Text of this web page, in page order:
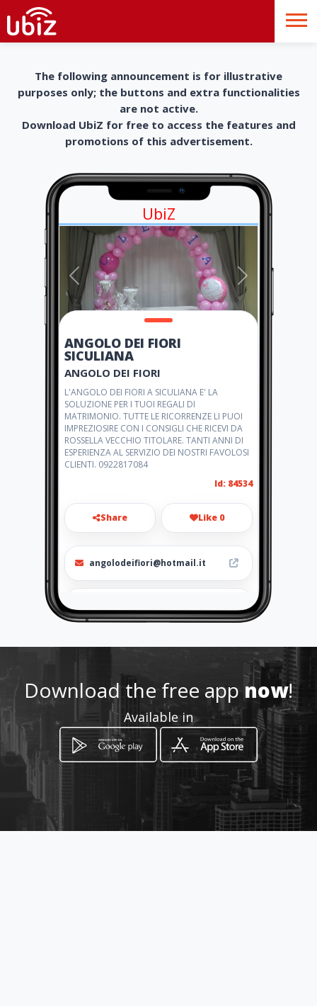
The following announcement is for illustrative
purposes only; the buttons and extra functionalities
are not active.
Download UbiZ for free to access the features and
promotions of this advertisement.
UbiZ
ANGOLO DEI FIORI
SICULIANA
ANGOLO DEI FIORI
L'ANGOLO DEI FIORI A SICULIANA E' LA
SOLUZIONE PER I TUOI REGALI DI
MATRIMONIO. TUTTE LE RICORRENZE LI PUOI
IMPREZIOSIRE CON I CONSIGLI CHE RICEVI DA
ROSSELLA VECCHIO TITOLARE. TANTI ANNI DI
ESPERIENZA AL SERVIZIO DEI NOSTRI FAVOLOSI
CLIENTI. 0922817084
Id: 84534
Share Like 0
angolodeifiori@hotmail.it
http://angolodeifiorisiculiana
Location -
Download the free appnow!
Available in